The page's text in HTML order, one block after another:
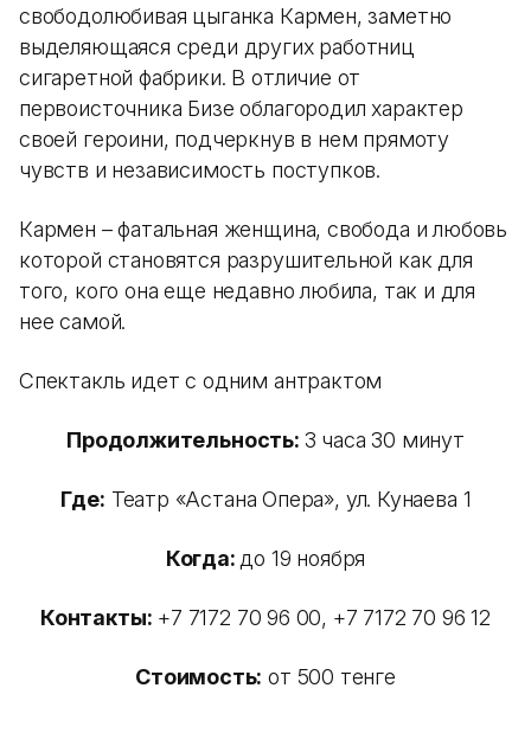
свободолюбивая цыганка Кармен, заметно
выделяющаяся среди других работниц
сигаретной фабрики. В отличие от
первоисточника Бизе облагородил характер
своей героини, подчеркнув в нем прямоту
чувств и независимость поступков.
Кармен – фатальная женщина, свобода и любовь
которой становятся разрушительной как для
того, кого она еще недавно любила, так и для
нее самой.
Спектакль идет с одним антрактом
Продолжительность: 3 часа 30 минут
Где: Театр «Астана Опера», ул. Кунаева 1
Когда:до 19 ноября
Контакты: +7 7172 70 96 00, +7 7172 70 96 12
Стоимость: от 500 тенге